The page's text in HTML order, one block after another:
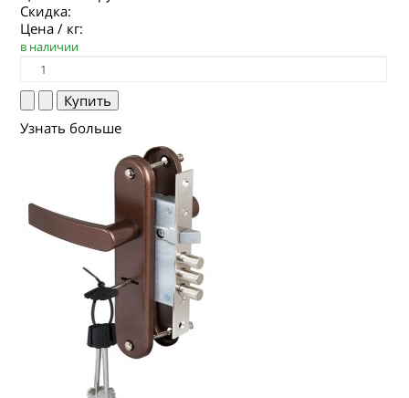
Скидка:
Цена / кг:
в наличии
Узнать больше